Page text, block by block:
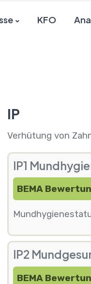
KFO
IP
Verhütung von
IP1
BEMA
IP2
BEMA